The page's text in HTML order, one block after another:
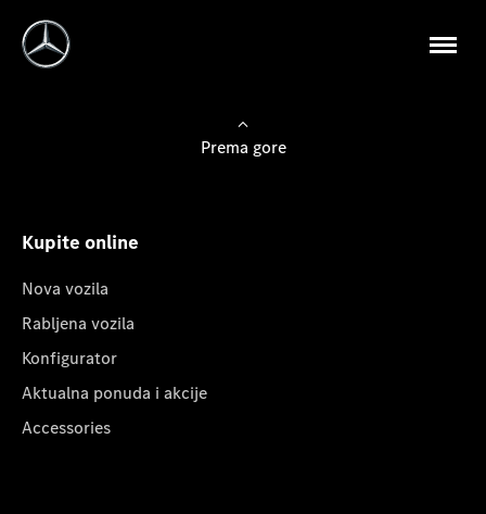
Prema gore
Kupite online
Nova vozila
Rabljena vozila
Konfigurator
Aktualna ponuda i akcije
Accessories